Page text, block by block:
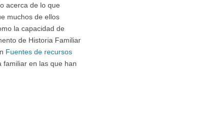
acerca de lo que
muchos de ellos
la capacidad de
de Historia Familiar
Fuentes de recursos
familiar en las que han